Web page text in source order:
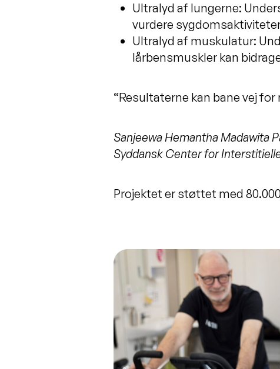
Ultralyd af lungerne:
vurdere
Ultralyd af muskulatur:
lårbensmuskler kan
“Resultaterne kan bane vej
SanjeewaHemanthaMadawita
Syddansk Center for
Projektet er støttet med